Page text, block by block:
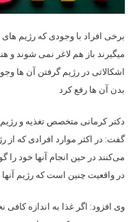
برخی افراد با وجودی که رژیم
میگیرند باز هم لاغر نمی شوند و
اشکالاتی در رژیم گرفتن آن ها
بدن آن ها رفع کرد
دکتر کرمانی متخصص تغذیه و
گفت: در اکثر موارد افرادی که
می‌کنند در حین انجام آنها خود را
در واقعیت چنین است که رژیم
وی افزود: اگر غذا به اندازه کافی